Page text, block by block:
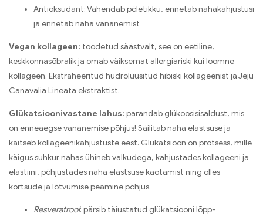
Antioksüdant: Vähendab põletikku, ennetab nahakahjustusi
ja ennetab naha vananemist
Vegan kollageen: toodetud säästvalt, see on eetiline,
keskkonnasõbralik ja omab väiksemat allergiariski kui loomne
kollageen. Ekstraheeritud hüdrolüüsitud hibiski kollageenist ja Jeju
Canavalia Lineata ekstraktist.
Glükatsioonivastane lahus: parandab glükoosisisaldust, mis
on enneaegse vananemise põhjus! Säilitab naha elastsuse ja
kaitseb kollageenikahjustuste eest. Glükatsioon on protsess, mille
käigus suhkur nahas ühineb valkudega, kahjustades kollageeni ja
elastiini, põhjustades naha elastsuse kaotamist ning olles
kortsude ja lõtvumise peamine põhjus.
Resveratrool: pärsib täiustatud glükatsiooni lõpp-